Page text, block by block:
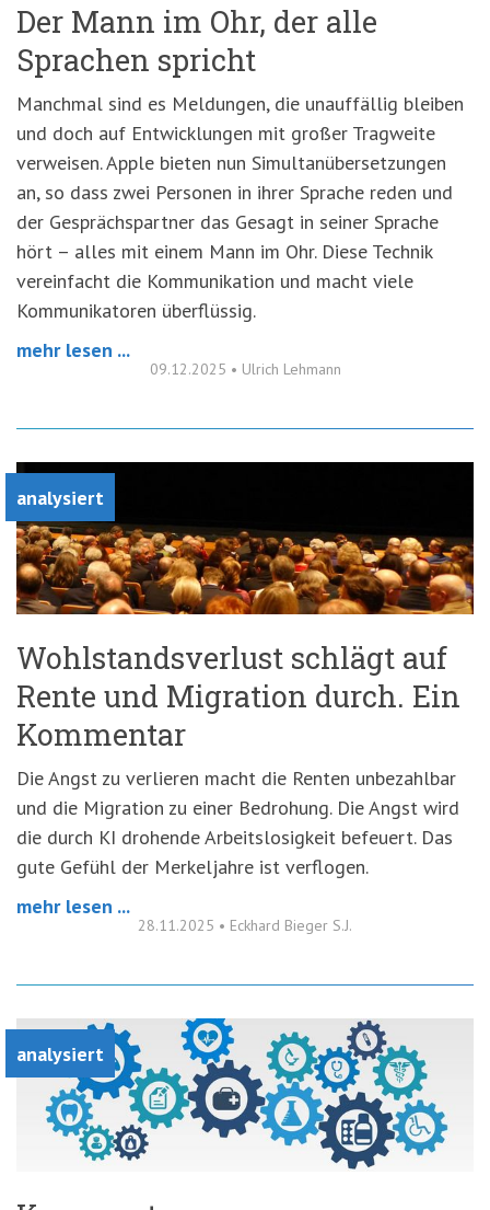
Der Mann im Ohr, der alle
Sprachen spricht
Manchmal sind es Meldungen, die unauffällig bleiben
und doch auf Entwicklungen mit großer Tragweite
verweisen. Apple bieten nun Simultanübersetzungen
an, so dass zwei Personen in ihrer Sprache reden und
der Gesprächspartner das Gesagt in seiner Sprache
hört – alles mit einem Mann im Ohr. Diese Technik
vereinfacht die Kommunikation und macht viele
Kommunikatoren überflüssig.
mehr lesen ...
09.12.2025 • Ulrich Lehmann
analysiert
Wohlstandsverlust schlägt auf
Rente und Migration durch. Ein
Kommentar
Die Angst zu verlieren macht die Renten unbezahlbar
und die Migration zu einer Bedrohung. Die Angst wird
die durch KI drohende Arbeitslosigkeit befeuert. Das
gute Gefühl der Merkeljahre ist verflogen.
mehr lesen ...
28.11.2025 • Eckhard Bieger S.J.
analysiert